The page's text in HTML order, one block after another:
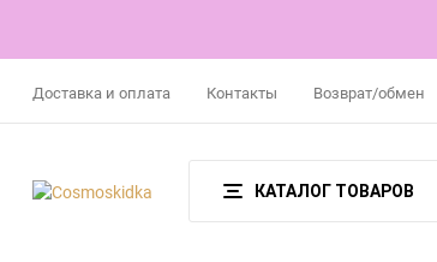
Доставка и оплата Контакты Возврат/обмен
КАТАЛОГ ТОВАРОВ